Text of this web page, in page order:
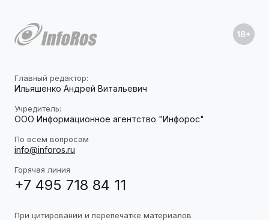
Главный редактор:
Ильяшенко Андрей Витальевич
Учредитель:
ООО Информационное агентство "Инфорос"
По всем вопросам
info@inforos.ru
Горячая линия
+7 495 718 84 11
При цитировании и перепечатке материалов